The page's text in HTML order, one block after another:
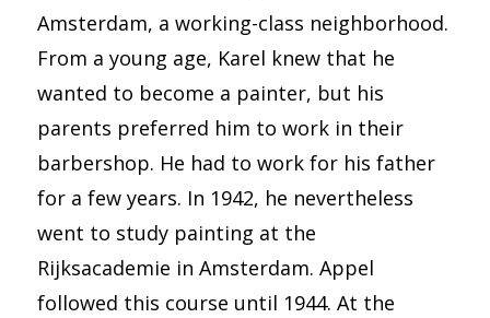
Amsterdam, a working-class neighborhood.
From a young age, Karel knew that he
wanted to become a painter, but his
parents preferred him to work in their
barbershop. He had to work for his father
for a few years. In 1942, he nevertheless
went to study painting at the
Rijksacademie in Amsterdam. Appel
followed this course until 1944. At the